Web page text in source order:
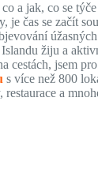
a jak, co se
je čas se začít
žiju a
cestách, jsem
s více než 800
restaurace a